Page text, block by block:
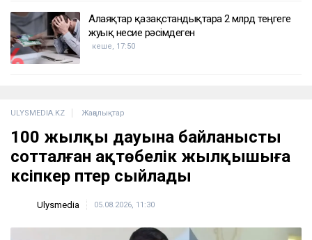
Алаяқтар қазақстандықтарға 2 млрд теңгеге
жуық несие рәсімдеген
кеше, 17:50
ULYSMEDIA.KZ Жаңалықтар
100 жылқы дауына байланысты
сотталған ақтөбелік жылқышыға
кәсіпкер пәтер сыйлады
Ulysmedia 05.08.2026, 11:30